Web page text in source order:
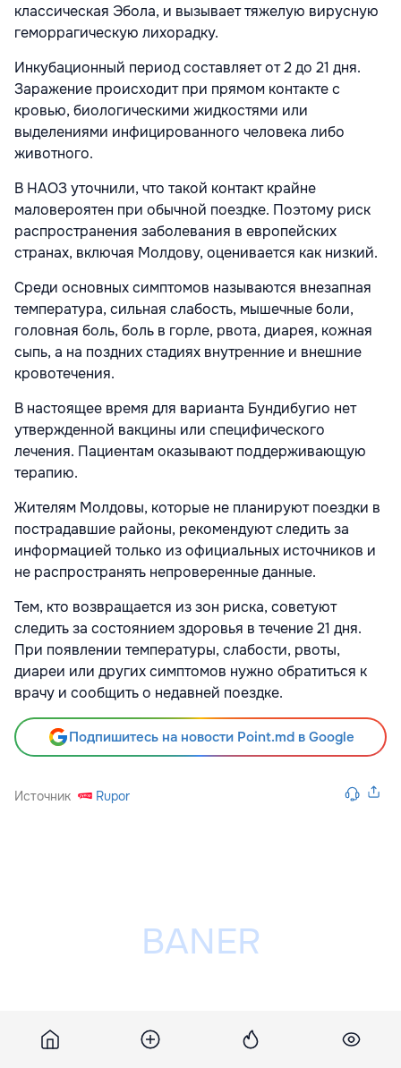
классическая Эбола, и вызывает тяжелую вирусную
геморрагическую лихорадку.
Инкубационный период составляет от 2 до 21 дня.
Заражение происходит при прямом контакте с
кровью, биологическими жидкостями или
выделениями инфицированного человека либо
животного.
В НАОЗ уточнили, что такой контакт крайне
маловероятен при обычной поездке. Поэтому риск
распространения заболевания в европейских
странах, включая Молдову, оценивается как низкий.
Среди основных симптомов называются внезапная
температура, сильная слабость, мышечные боли,
головная боль, боль в горле, рвота, диарея, кожная
сыпь, а на поздних стадиях внутренние и внешние
кровотечения.
В настоящее время для варианта Бундибугио нет
утвержденной вакцины или специфического
лечения. Пациентам оказывают поддерживающую
терапию.
Жителям Молдовы, которые не планируют поездки в
пострадавшие районы, рекомендуют следить за
информацией только из официальных источников и
не распространять непроверенные данные.
Тем, кто возвращается из зон риска, советуют
следить за состоянием здоровья в течение 21 дня.
При появлении температуры, слабости, рвоты,
диареи или других симптомов нужно обратиться к
врачу и сообщить о недавней поездке.
Подпишитесь на новости Point.md в Google
Источник Rupor